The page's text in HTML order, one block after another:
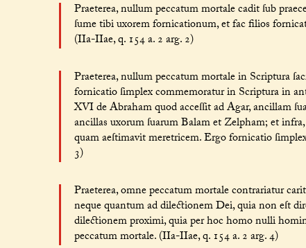
Praeterea, nullum peccatum mortale cadit ſub
ſume tibi uxorem fornicationum, et fac filios
(IIa-IIae, q. 154 a. 2 arg. 2)
Praeterea, nullum peccatum mortale in Scriptura
fornicatio ſimplex commemoratur in Scriptura in
XVI de Abraham quod acceſſit ad Agar, ancillam
ancillas uxorum ſuarum Balam et Zelpham; et
quam aeſtimavit meretricem. Ergo fornicatio
3)
Praeterea, omne peccatum mortale contrariatur
neque quantum ad dilectionem Dei, quia non eſt
dilectionem proximi, quia per hoc homo nulli
peccatum mortale. (IIa-IIae, q. 154 a. 2 arg. 4)